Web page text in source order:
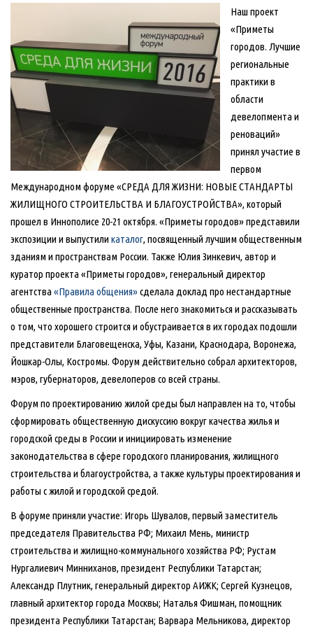
Наш проект
«Приметы
городов. Лучшие
региональные
практики в
области
девелопмента и
реноваций»
принял участие в
первом
Международном форуме «СРЕДА ДЛЯ ЖИЗНИ: НОВЫЕ СТАНДАРТЫ
ЖИЛИЩНОГО СТРОИТЕЛЬСТВА И БЛАГОУСТРОЙСТВА», который
прошел в Иннополисе 20-21 октября. «Приметы городов» представили
экспозиции и выпустили каталог, посвященный лучшим общественным
зданиям и пространствам России. Также Юлия Зинкевич, автор и
куратор проекта «Приметы городов», генеральный директор
агентства «Правила общения»сделала доклад про нестандартные
общественные пространства. После него знакомиться и рассказывать
о том, что хорошего строится и обустраивается в их городах подошли
представители Благовещенска, Уфы, Казани, Краснодара, Воронежа,
Йошкар-Олы, Костромы. Форум действительно собрал архитекторов,
мэров, губернаторов, девелоперов со всей страны.
Форум по проектированию жилой среды был направлен на то, чтобы
сформировать общественную дискуссию вокруг качества жилья и
городской среды в России и инициировать изменение
законодательства в сфере городского планирования, жилищного
строительства и благоустройства, а также культуры проектирования и
работы с жилой и городской средой.
В форуме приняли участие: Игорь Шувалов, первый заместитель
председателя Правительства РФ; Михаил Мень, министр
строительства и жилищно-коммунального хозяйства РФ; Рустам
Нургалиевич Минниханов, президент Республики Татарстан;
Александр Плутник, генеральный директор АИЖК; Сергей Кузнецов,
главный архитектор города Москвы; Наталья Фишман, помощник
президента Республики Татарстан; Варвара Мельникова, директор